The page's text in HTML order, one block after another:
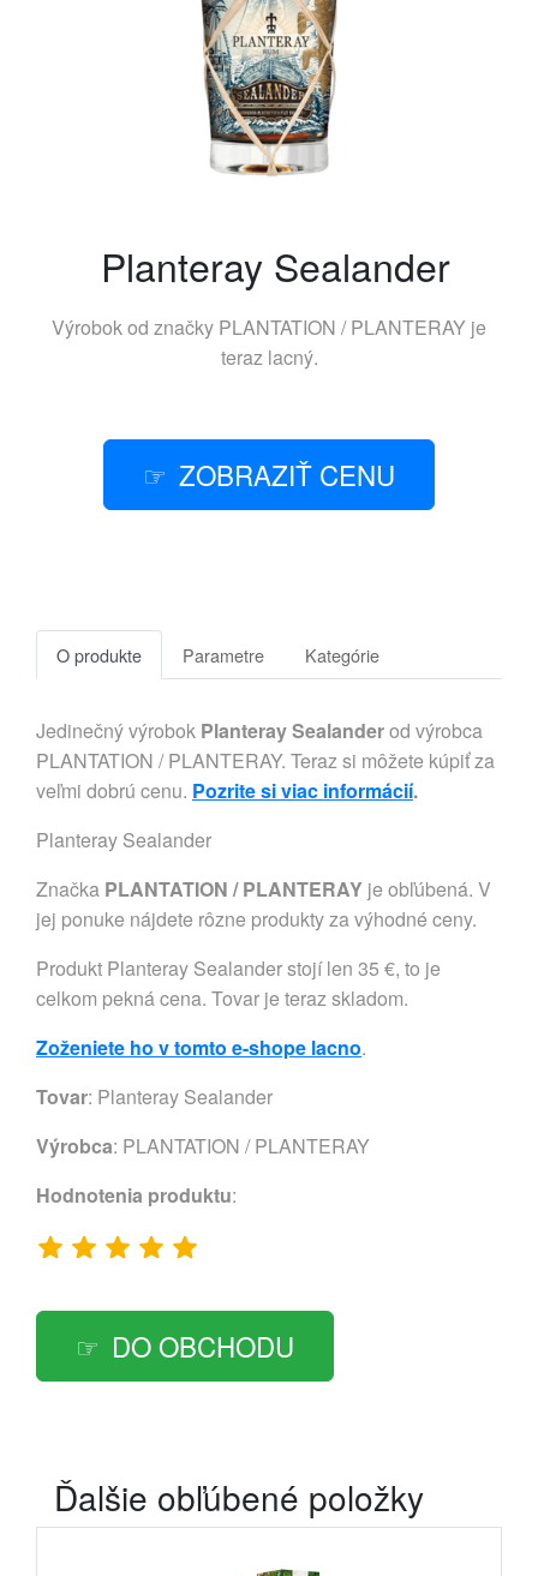
Planteray Sealander
Výrobok od značky PLANTATION / PLANTERAY je
teraz lacný.
ZOBRAZIŤ CENU
O produkte Parametre Kategórie
Jedinečný výrobok Planteray Sealanderod výrobca
PLANTATION / PLANTERAY. Teraz si môžete kúpiť za
veľmi dobrú cenu. Pozrite si viac informácií.
Planteray Sealander
Značka PLANTATION / PLANTERAY je obľúbená. V
jej ponuke nájdete rôzne produkty za výhodné ceny.
Produkt Planteray Sealander stojí len 35 €, to je
celkom pekná cena. Tovar je teraz skladom.
Zoženiete ho v tomto e-shope lacno.
Tovar: Planteray Sealander
Výrobca: PLANTATION / PLANTERAY
Hodnotenia produktu:
DO OBCHODU
Ďalšie obľúbené položky